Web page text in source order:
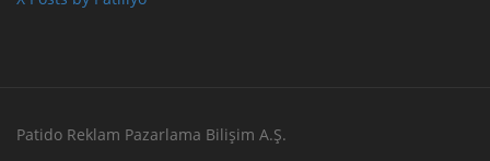
Patido Reklam Pazarlama Bilişim A.Ş.